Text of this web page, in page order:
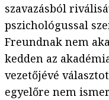
szavazásból
pszichológussal
Freundnak nem
kedden az
vezetőjévé
egyelőre nem